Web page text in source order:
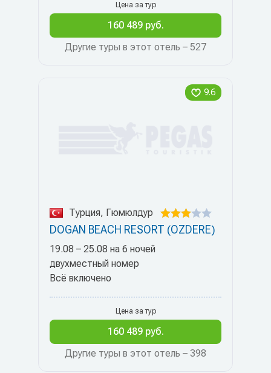
Другие туры в этот отель – 527
Цена за тур
160 489 руб.
9.6
Турция, Гюмюлдур
DOGAN BEACH RESORT (OZDERE)
19.08 – 25.08 на 6 ночей
двухместный номер
Всё включено
Другие туры в этот отель – 398
Цена за тур
160 489 руб.